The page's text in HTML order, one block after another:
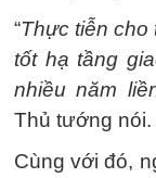
“Thực tiễn cho
tốt hạ tầng
nhiều năm
Thủ tướng nói.
Cùng với đó,